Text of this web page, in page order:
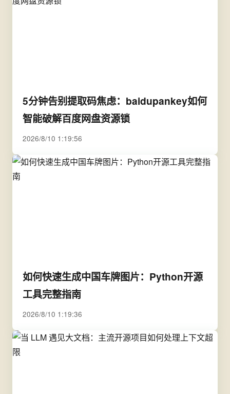
5分钟告别提取码焦虑：baidupankey如何
智能破解百度网盘资源锁
2026/8/10 1:19:56
如何快速生成中国车牌图片：Python开源
工具完整指南
2026/8/10 1:19:36